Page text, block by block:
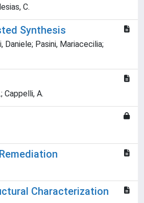
C.
Synthesis
Pasini, Mariacecilia;
Cappelli, A.
Characterization